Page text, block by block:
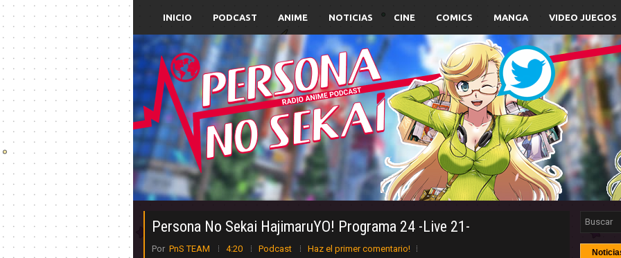
INICIO PODCAST ANIME NOTICIAS CINE COMICS MANGA VIDEO JUEGOS
Persona No Sekai HajimaruYO! Programa 24 -Live 21-
Por PnS TEAM 4:20 Podcast Haz el primer comentario!